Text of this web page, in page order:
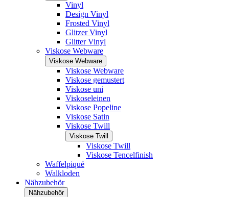
Vinyl
Design Vinyl
Frosted Vinyl
Glitzer Vinyl
Glitter Vinyl
Viskose Webware
Viskose Webware
Viskose Webware
Viskose gemustert
Viskose uni
Viskoseleinen
Viskose Popeline
Viskose Satin
Viskose Twill
Viskose Twill
Viskose Twill
Viskose Tencelfinish
Waffelpiqué
Walkloden
Nähzubehör
Nähzubehör